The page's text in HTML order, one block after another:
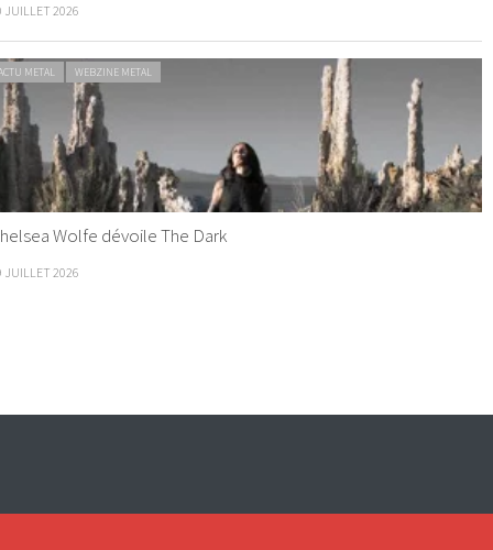
JUILLET 2026
METAL WEBZINE METAL
Wolfe dévoile The Dark
JUILLET 2026